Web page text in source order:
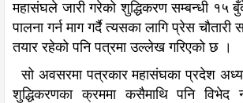
महासंघले जारी गरेको शुद्धिकरण सम्बन्धी १५
पालना गर्न माग गर्दै त्यसका लागि प्रेस चौतारी
तयार रहेको पनि पत्रमा उल्लेख गरिएको छ ।
सो अवसरमा पत्रकार महासंघका प्रदेश
शुद्धिकरणका क्रममा कसैमाथि पनि विभेद